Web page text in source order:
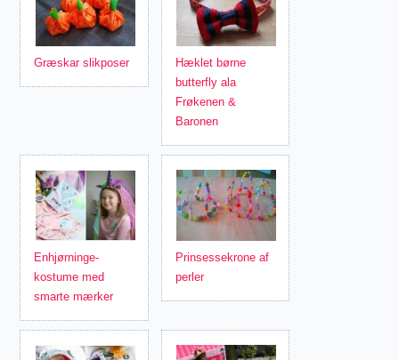
Græskar slikposer
Hæklet børne
butterfly ala
Frøkenen &
Baronen
Enhjørninge-
kostume med
smarte mærker
Prinsessekrone af
perler